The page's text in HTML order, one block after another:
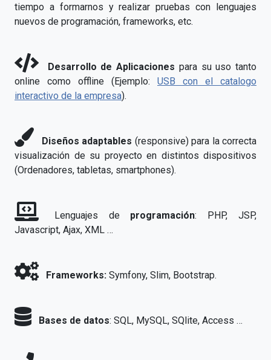
tiempo a formarnos y realizar pruebas con lenguajes
nuevos de programación, frameworks, etc.
Desarrollo de Aplicaciones para su uso tanto
online como offline (Ejemplo: USB con el catalogo
interactivo de la empresa).
Diseños adaptables (responsive) para la correcta
visualización de su proyecto en distintos dispositivos
(Ordenadores, tabletas, smartphones).
Lenguajes de programación: PHP, JSP,
Javascript, Ajax, XML …
Frameworks: Symfony, Slim, Bootstrap.
Bases de datos: SQL, MySQL, SQlite, Access …